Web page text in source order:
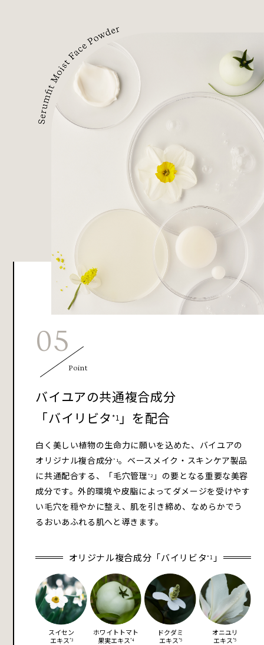
05
Point
バイユアの共通複合成分
「バイリビタ*1 」を配合
白く美しい植物の生命力に願いを込めた、バイユアの
オリジナル複合成分*1。ベースメイク・スキンケア製品
に共通配合する、「毛穴管理*2 」の要となる重要な美容
成分です。外的環境や皮脂によってダメージを受けやす
い毛穴を穏やかに整え、肌を引き締め、なめらかでう
るおいあふれる肌へと導きます。
オリジナル複合成分「バイリビタ*1 」
スイセン
エキス*3
ホワイトトマト
果実エキス*4
ドクダミ
エキス*5
オニユリ
エキス*5